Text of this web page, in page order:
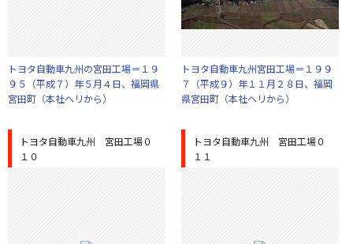
トヨタ自動車九州の宮田工場＝１９
９５（平成７）年５月４日、福岡県
宮田町（本社ヘリから）
トヨタ自動車九州宮田工場＝１９９
７（平成９）年１１月２８日、福岡
県宮田町（本社ヘリから）
トヨタ自動車九州 宮田工場０
１０
トヨタ自動車九州 宮田工場０
１１